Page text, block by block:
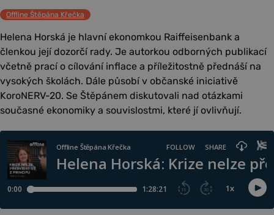
Offline Štěpána Křečka
Helena Horská je hlavní ekonomkou Raiffeisenbank a
členkou její dozorčí rady. Je autorkou odborných publikací
včetně prací o cílování inflace a příležitostně přednáší na
vysokých školách. Dále působí v občanské iniciativě
KoroNERV-20. Se Štěpánem diskutovali nad otázkami
současné ekonomiky a souvislostmi, které jí ovlivňují.